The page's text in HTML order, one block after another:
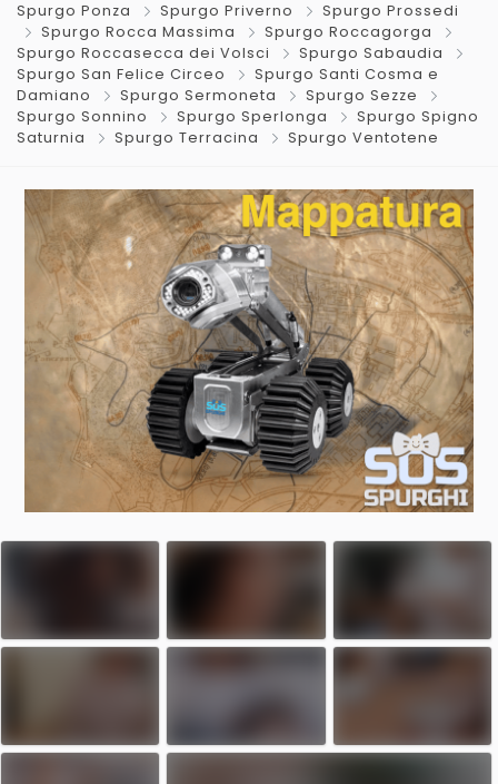
Spurgo Ponza
Spurgo Priverno
Spurgo Prossedi
Spurgo Rocca Massima
Spurgo Roccagorga
Spurgo Roccasecca dei Volsci
Spurgo Sabaudia
Spurgo San Felice Circeo
Spurgo Santi Cosma e
Damiano
Spurgo Sermoneta
Spurgo Sezze
Spurgo Sonnino
Spurgo Sperlonga
Spurgo Spigno
Saturnia
Spurgo Terracina Spurgo Ventotene